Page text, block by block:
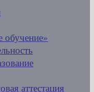
обучение»
аттестация